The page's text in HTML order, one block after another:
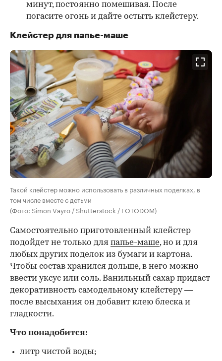
минут, постоянно помешивая. После
погасите огонь и дайте остыть клейстеру.
Клейстер для папье-маше
Такой клейстер можно использовать в различных поделках, в
том числе вместе с детьми
(Фото: Simon Vayro / Shutterstock / FOTODOM)
Самостоятельно приготовленный клейстер
подойдет не только для папье-маше, но и для
любых других поделок из бумаги и картона.
Чтобы состав хранился дольше, в него можно
ввести уксус или соль. Ванильный сахар придаст
декоративность самодельному клейстеру —
после высыхания он добавит клею блеска и
гладкости.
Что понадобится:
литр чистой воды;